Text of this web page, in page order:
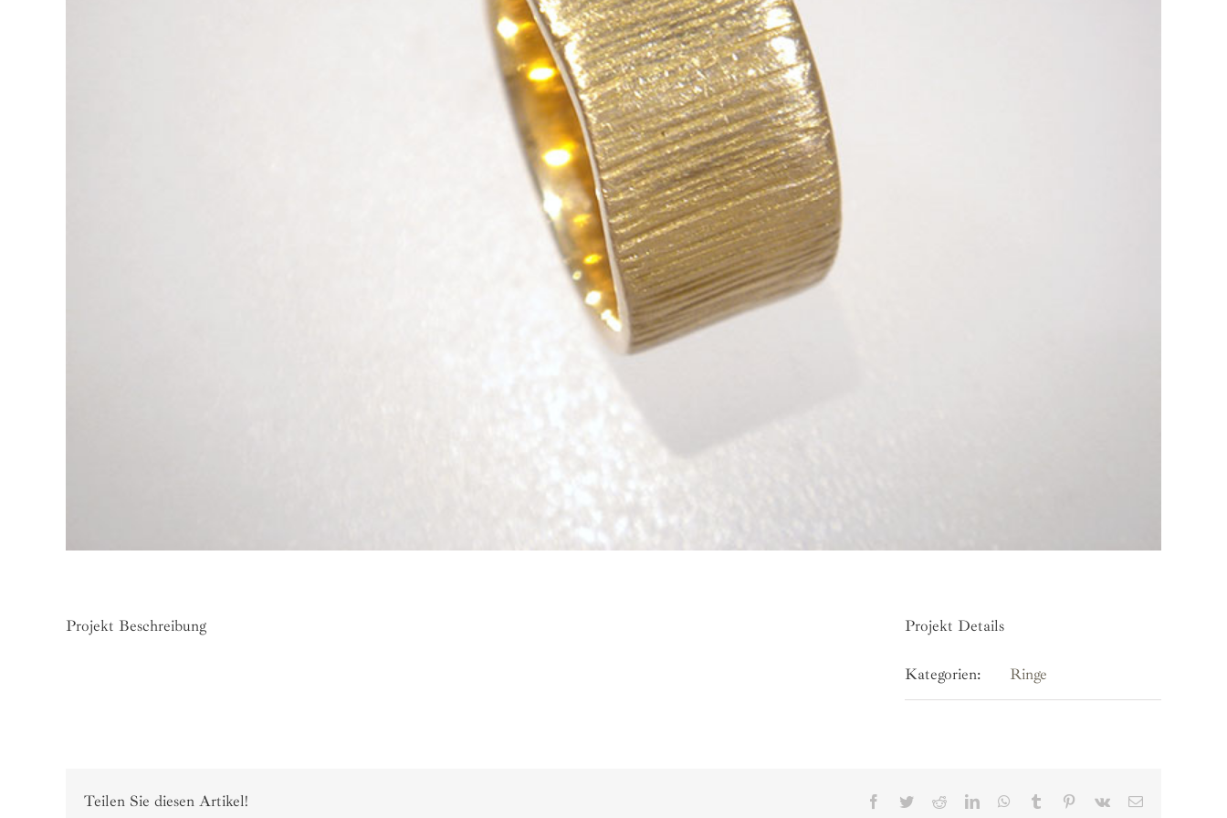
Projekt Beschreibung Projekt Details
Kategorien: Ringe
Teilen Sie diesen Artikel! Facebook
TwitterRedditLinkedInWhatsApp
Tumblr Pinterest
Vk
E-